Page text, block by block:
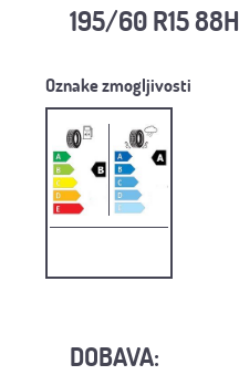
195/60 R15 88H
Oznake zmogljivosti
DOBAVA: